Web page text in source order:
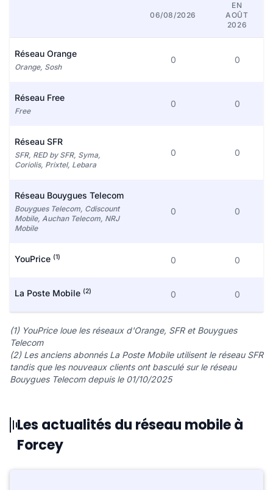
06/08/2026
EN
AOÛT
2026
Réseau Orange
Orange, Sosh
0 0
Réseau Free
Free
0 0
Réseau SFR
SFR, RED by SFR, Syma,
Coriolis, Prixtel, Lebara
0 0
Réseau Bouygues Telecom
Bouygues Telecom, Cdiscount
Mobile, Auchan Telecom, NRJ
Mobile
0 0
YouPrice (1) 0 0
La Poste Mobile (2) 0 0
(1) YouPrice loue les réseaux d'Orange, SFR et Bouygues
Telecom
(2) Les anciens abonnés La Poste Mobile utilisent le réseau SFR
tandis que les nouveaux clients ont basculé sur le réseau
Bouygues Telecom depuis le 01/10/2025
Les actualités du réseau mobile à
Forcey